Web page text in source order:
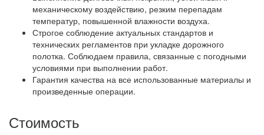
механическому воздействию, резким перепадам
температур, повышенной влажности воздуха.
Строгое соблюдение актуальных стандартов и
технических регламентов при укладке дорожного
полотка. Соблюдаем правила, связанные с погодными
условиями при выполнении работ.
Гарантия качества на все использованные материалы и
произведенные операции.
Стоимость